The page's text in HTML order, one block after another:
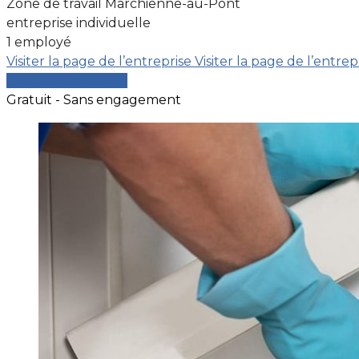
Zone de travail Marchienne-au-Pont
entreprise individuelle
1 employé
Visiter la page de l’entreprise Visiter la page de
Gratuit - Sans engagement